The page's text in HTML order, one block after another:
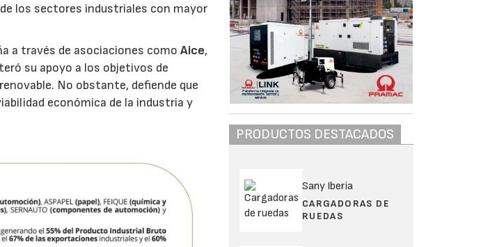
los sectores industriales con mayor
a través de asociaciones comoAice,
su apoyo a los objetivos de
No obstante, defiende que
económica de la industria y
PRODUCTOS DESTACADOS
Sany Iberia
CARGADORAS DE
RUEDAS